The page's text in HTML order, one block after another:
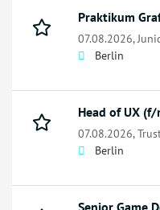
Praktikum
07.08.2026,
Berlin
Head of UX
07.08.2026,
Berlin